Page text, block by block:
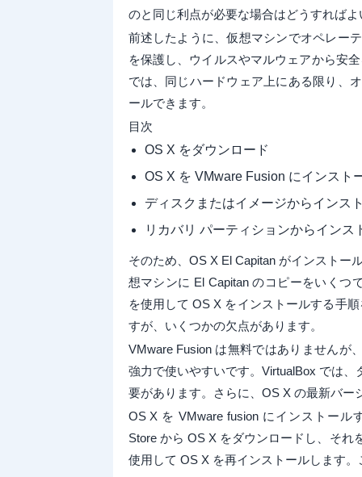
のと同じ利点が必要な場合はどうすれば
前述したように、仮想マシンでオペレー
を保護し、ウイルスやマルウェアから安
では、同じハードウェア上にある限り、
ールできます。
目次
OS X をダウンロード
OS X を VMware Fusion にインスト
ディスクまたはイメージからインス
リカバリ パーティションからインス
そのため、OS X El Capitan がインストー
想マシンに El Capitan のコピーをいくつ
を使用して OS X をインストールする手
すが、いくつかの欠点があります。
VMware Fusion は無料ではありませんが
強力で使いやすいです。VirtualBox では
要があります。さらに、OS X の最新バー
OS X を VMware fusion にインストー
Store から OS X をダウンロードし、そ
使用して OS X を再インストールします